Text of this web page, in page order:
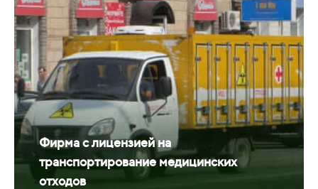
Фирма с лицензией на
транспортирование медицинских
отходов